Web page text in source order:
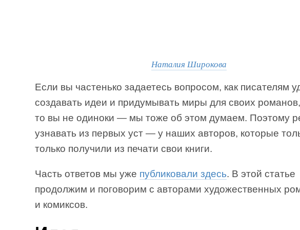
Наталия Широкова
Если вы частенько задаетесь вопросом, как писателям
создавать идеи и придумывать миры для своих романов,
то вы не одиноки — мы тоже об этом думаем. Поэтому
узнавать из первых уст — у наших авторов, которые
только получили из печати свои книги.
Часть ответов мы уже публиковали здесь. В этой статье
продолжим и поговорим с авторами художественных
и комиксов.